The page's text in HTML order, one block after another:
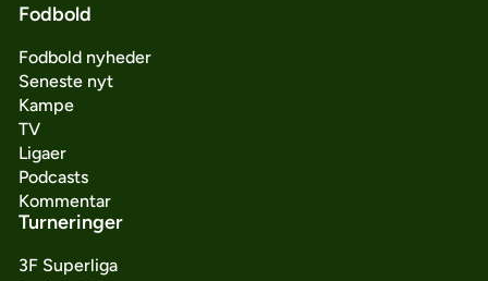
Fodbold
Fodbold nyheder
Seneste nyt
Kampe
TV
Ligaer
Podcasts
Kommentar
Turneringer
3F Superliga